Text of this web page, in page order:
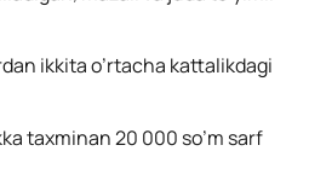
ikkita o’rtacha kattalikdagi
taxminan 20 000 so’m sarf